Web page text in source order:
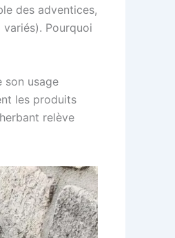
des adventices,
Pourquoi
son usage
les produits
relève